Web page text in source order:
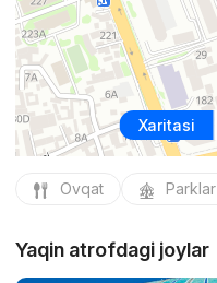
Xaritasi
Ovqat Parklar
Yaqin atrofdagi joylar